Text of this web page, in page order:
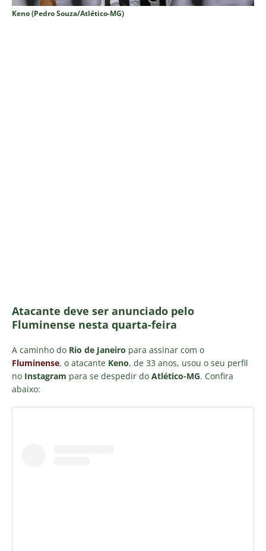
Keno (Pedro Souza/Atlético-MG)
Atacante deve ser anunciado pelo
Fluminense nesta quarta-feira
A caminho do Rio de Janeiro para assinar com o
Fluminense, o atacante Keno, de 33 anos, usou o seu perfil
no Instagram para se despedir do Atlético-MG. Confira
abaixo: